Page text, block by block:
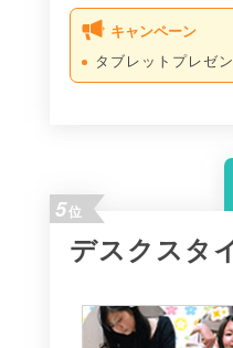
キャンペーン
タブレットプレゼ
5位
デスクスタ